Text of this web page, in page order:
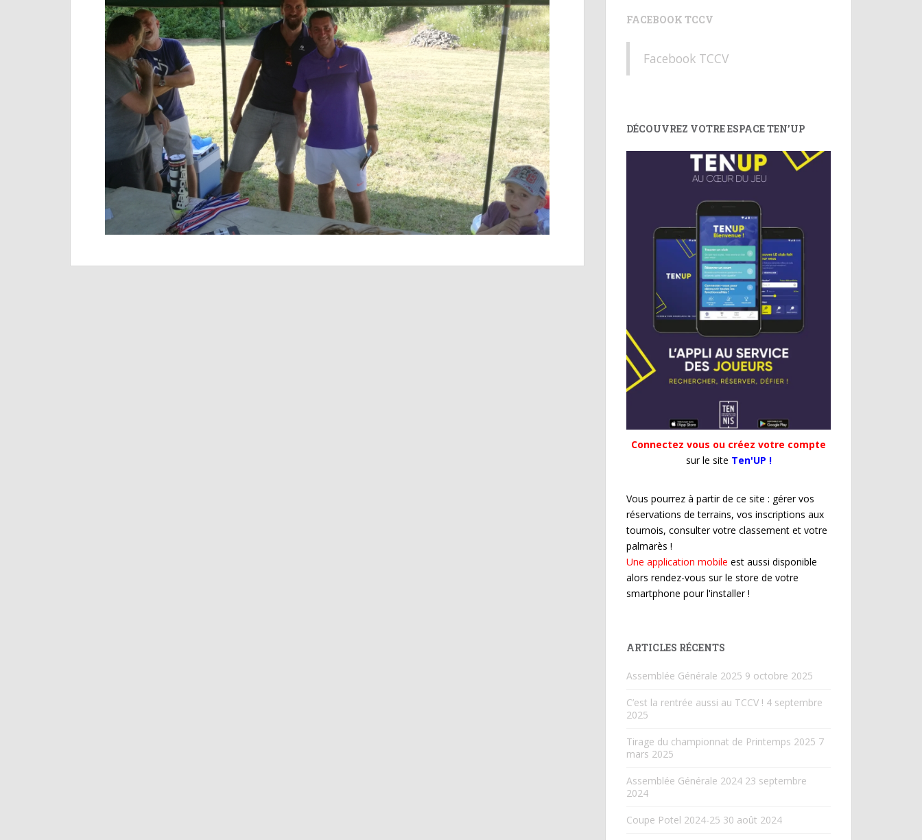
FACEBOOK TCCV
Facebook TCCV
DÉCOUVREZ VOTRE ESPACE TEN’UP
Connectez vous ou créez votre compte
sur le site Ten'UP !
Vous pourrez à partir de ce site : gérer vos
réservations de terrains, vos inscriptions aux
tournois, consulter votre classement et votre
palmarès !
Une application mobile est aussi disponible
alors rendez-vous sur le store de votre
smartphone pour l'installer !
ARTICLES RÉCENTS
Assemblée Générale 2025 9 octobre 2025
C’est la rentrée aussi au TCCV ! 4 septembre
2025
Tirage du championnat de Printemps 2025 7
mars 2025
Assemblée Générale 2024 23 septembre
2024
Coupe Potel 2024-25 30 août 2024